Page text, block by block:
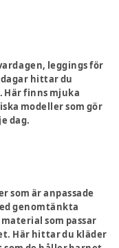
leggings för
hittar du
finns mjuka
modeller som gör
dag.
som är anpassade
genomtänkta
som passar
Här hittar du kläder